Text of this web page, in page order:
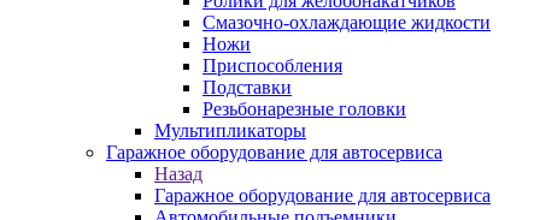
Смазочно-охлаждающие жидкости
Ножи
Приспособления
Подставки
Резьбонарезные головки
Мультипликаторы
Гаражное оборудование для автосервиса
Назад
Гаражное оборудование для автосервиса